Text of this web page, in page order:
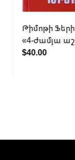
Թիմոթի
«4-ժամյա
$40.00